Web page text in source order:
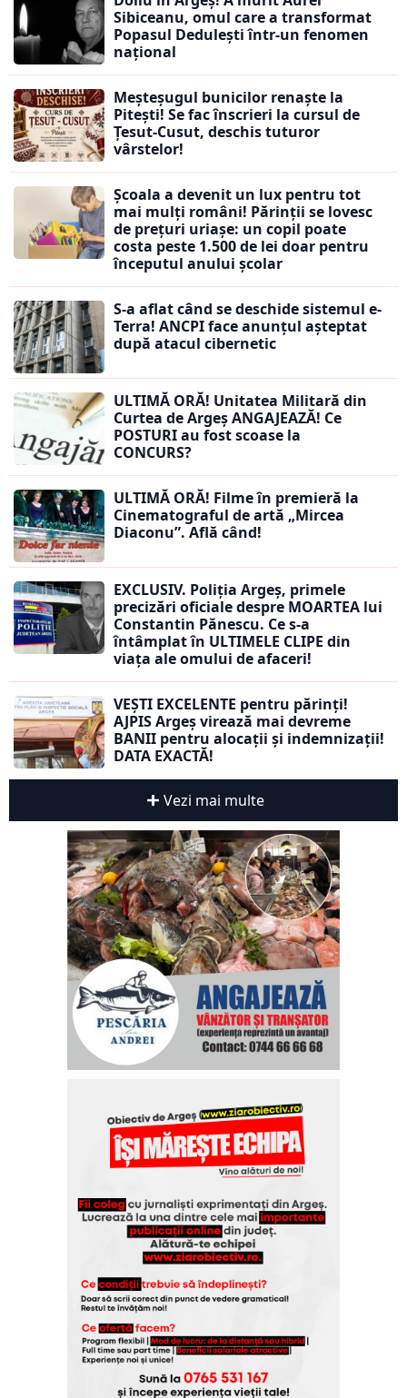
Sibiceanu, omul care a transformat
Popasul Dedulești într-un fenomen
național
Meșteșugul bunicilor renaște la
Pitești! Se fac înscrieri la cursul de
Țesut-Cusut, deschis tuturor
vârstelor!
Școala a devenit un lux pentru tot
mai mulți români! Părinții se lovesc
de prețuri uriașe: un copil poate
costa peste 1.500 de lei doar pentru
începutul anului școlar
S-a aflat când se deschide sistemul e-
Terra! ANCPI face anunțul așteptat
după atacul cibernetic
ULTIMĂ ORĂ! Unitatea Militară din
Curtea de Argeș ANGAJEAZĂ! Ce
POSTURI au fost scoase la
CONCURS?
ULTIMĂ ORĂ! Filme în premieră la
Cinematograful de artă „Mircea
Diaconu”. Află când!
EXCLUSIV. Poliția Argeș, primele
precizări oficiale despre MOARTEA lui
Constantin Pănescu. Ce s-a
întâmplat în ULTIMELE CLIPE din
viața ale omului de afaceri!
VEȘTI EXCELENTE pentru părinți!
AJPIS Argeș virează mai devreme
BANII pentru alocații și indemnizații!
DATA EXACTĂ!
Vezi mai multe